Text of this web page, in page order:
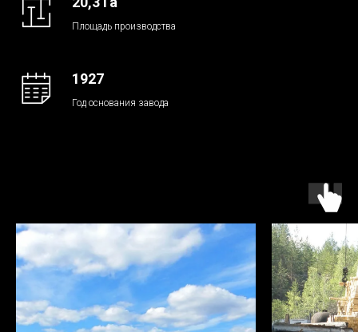
Площадь производства
1927
Год основания завода